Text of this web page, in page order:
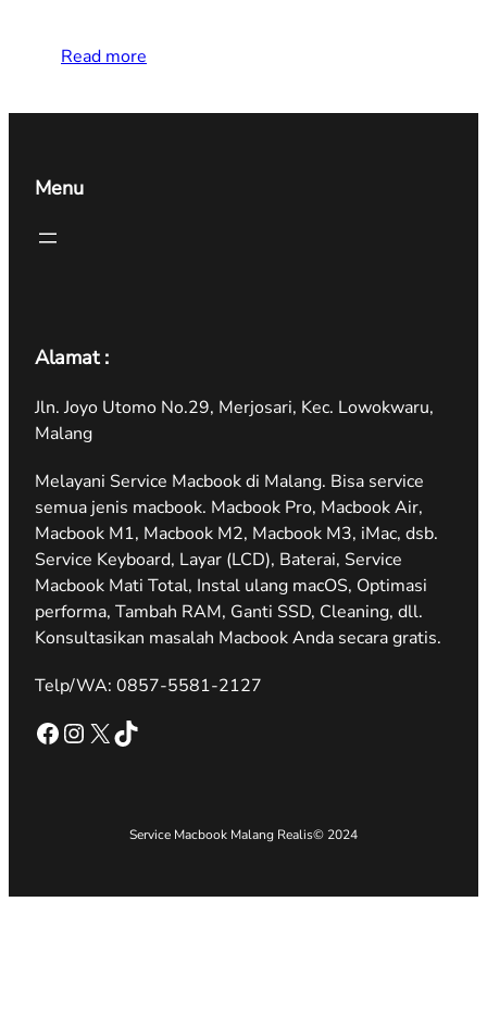
Read more
Menu
Alamat :
Jln. Joyo Utomo No.29, Merjosari, Kec. Lowokwaru,
Malang
Melayani Service Macbook di Malang. Bisa service
semua jenis macbook. Macbook Pro, Macbook Air,
Macbook M1, Macbook M2, Macbook M3, iMac, dsb.
Service Keyboard, Layar (LCD), Baterai, Service
Macbook Mati Total, Instal ulang macOS, Optimasi
performa, Tambah RAM, Ganti SSD, Cleaning, dll.
Konsultasikan masalah Macbook Anda secara gratis.
Telp/WA: 0857-5581-2127
Facebook Instagram X TikTok
Service Macbook Malang Realis© 2024